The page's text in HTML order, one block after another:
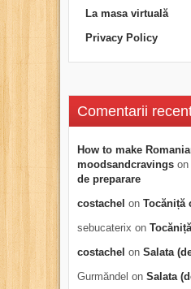
La masa virtuală
Privacy Policy
Comentarii
How to make
moodsandcravings on
de preparare
costachel on Tocăniță
sebucaterix on
costachel on Salata
Gurmăndel on Salata